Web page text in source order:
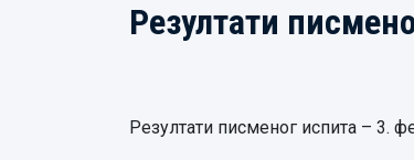
Резултати
Резултати писменог испита – 3.